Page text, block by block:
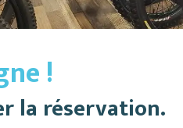
!
la réservation.